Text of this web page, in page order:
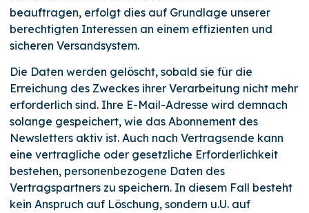
beauftragen, erfolgt dies auf Grundlage unserer
berechtigten Interessen an einem effizienten und
sicheren Versandsystem.
Die Daten werden gelöscht, sobald sie für die
Erreichung des Zweckes ihrer Verarbeitung nicht mehr
erforderlich sind. Ihre E-Mail-Adresse wird demnach
solange gespeichert, wie das Abonnement des
Newsletters aktiv ist. Auch nach Vertragsende kann
eine vertragliche oder gesetzliche Erforderlichkeit
bestehen, personenbezogene Daten des
Vertragspartners zu speichern. In diesem Fall besteht
kein Anspruch auf Löschung, sondern u.U. auf